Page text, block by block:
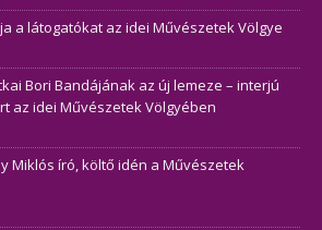
a látogatókat az idei Művészetek Völgye
Bori Bandájának az új lemeze – interjú
az idei Művészetek Völgyében
Miklós író, költő idén a Művészetek